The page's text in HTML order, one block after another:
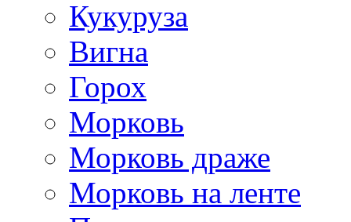
Кукуруза
Вигна
Горох
Морковь
Морковь драже
Морковь на ленте